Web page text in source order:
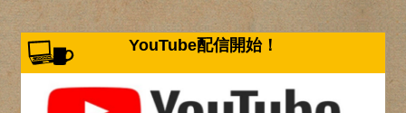
YouTube配信開始！